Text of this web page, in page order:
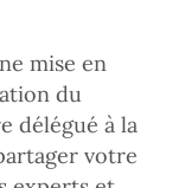
mise en
du
délégué à la
votre